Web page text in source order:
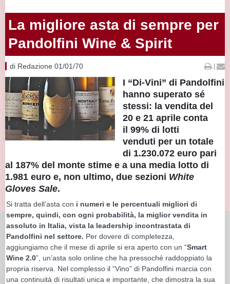
La migliore asta di sempre per
Pandolfini Wine & Spirit
di Redazione 01/01/70 |
I “Di-Vini” di Pandolfini
hanno superato sé
stessi: la vendita del
20 e 21 aprile conta
il 99% di lotti
venduti per un totale
di 1.230.072 euro pari
al 187% del monte stime e a una media lotto di
1.981 euro e, non ultimo, due sezioni White
Gloves Sale.
Si tratta dell’asta con i numeri e le percentuali migliori di
sempre, quindi, con ogni probabilità, la miglior vendita in
assoluto in Italia, vista la leadership incontrastata di
Pandolfini nel settore. Per dovere di completezza,
aggiungiamo che il mese di aprile si era aperto con un “Smart
Wine 2.0”, un’asta solo online che ha pressoché raddoppiato la
propria riserva. Nel complesso il “Vino” di Pandolfini marcia con
una continuità di risultati unica e importante, che dimostra la sua